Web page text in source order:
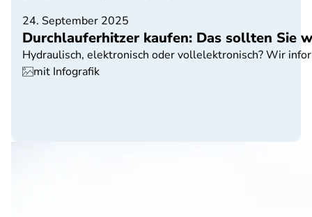
24. September 2025
Durchlauferhitzer kaufen: Das sollten Sie
Hydraulisch, elektronisch oder vollelektronisch? Wir
mit Infografik